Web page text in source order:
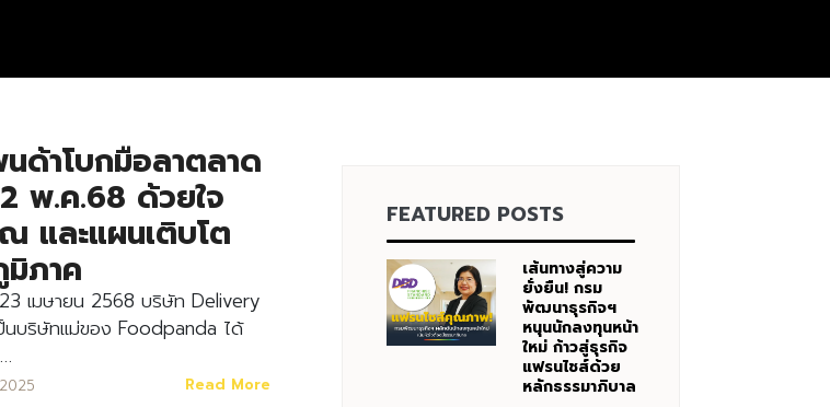
Search
ด้าโบกมือลาตลาด
พ.ค.68 ด้วยใจ
และแผนเติบโต
ภาค
เมษายน 2568 บริษัท Delivery
นบริษัทแม่ของ Foodpanda ได้
Read More
FEATURED POSTS
เส้นทางสู่ความ
ยั่งยืน! กรม
พัฒนาธุรกิจฯ
หนุนนักลงทุนหน้า
ใหม่ ก้าวสู่ธุรกิจ
แฟรนไชส์ด้วย
หลักธรรมาภิบาล